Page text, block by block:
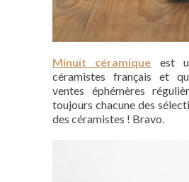
Minuit céramique
est
céramistes français et
ventes éphémères
toujours chacune des
des céramistes ! Bravo.